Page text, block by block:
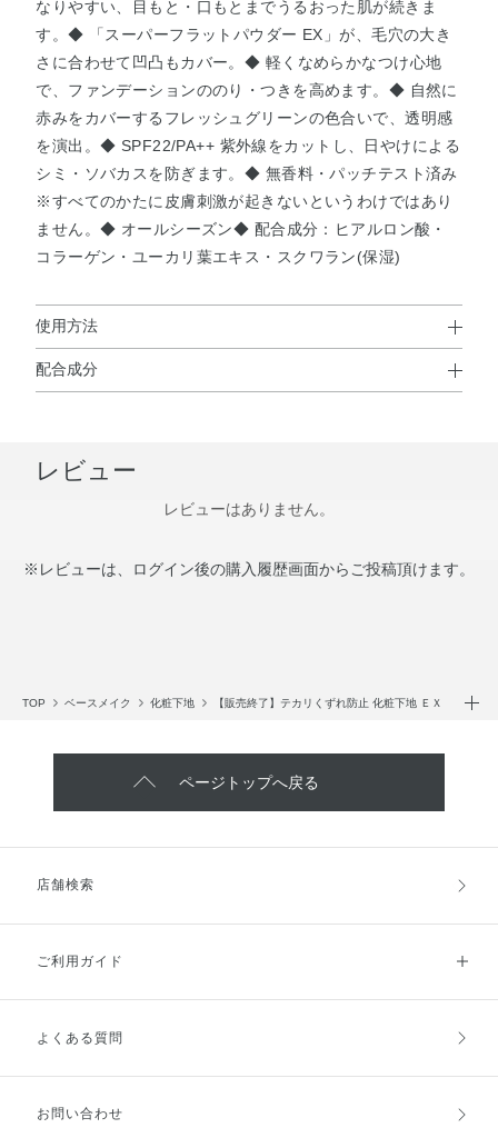
なりやすい、目もと・口もとまでうるおった肌が続きま
す。◆ 「スーパーフラットパウダー EX」が、毛穴の大き
さに合わせて凹凸もカバー。◆ 軽くなめらかなつけ心地
で、ファンデーションののり・つきを高めます。◆ 自然に
赤みをカバーするフレッシュグリーンの色合いで、透明感
を演出。◆ SPF22/PA++ 紫外線をカットし、日やけによる
シミ・ソバカスを防ぎます。◆ 無香料・パッチテスト済み
※すべてのかたに皮膚刺激が起きないというわけではあり
ません。◆ オールシーズン◆ 配合成分：ヒアルロン酸・
コラーゲン・ユーカリ葉エキス・スクワラン(保湿)
使用方法
使用方法
をとり、顔全体にムラなく均一にのばします。(小鼻・目や
口のまわりには、薄くのばしてください。つけすぎは、フ
1.5cmくらい)
配合成分
ン・メドウフォーム油・オランダカラシエキス・トコフェ
ロール・ヒアルロン酸Na・ユーカリ葉エキス・水溶性コラ
クワラン・タルク・トリメチルシロキシケイ酸・ハイドロ
（フィトステリル／オクチルドデシル）・塩化Na・水酸化
レビュー
レビューはありません。
※レビューは、ログイン後の購入履歴画面からご投稿頂けます。
TOP ベースメイク 化粧下地 【販売終了】テカリくずれ防止 化粧下地 ＥＸ
ページトップへ戻る
店舗検索
ご利用ガイド
ご利用ガイドトップ
お支払方法
よくある質問
お問い合わせ